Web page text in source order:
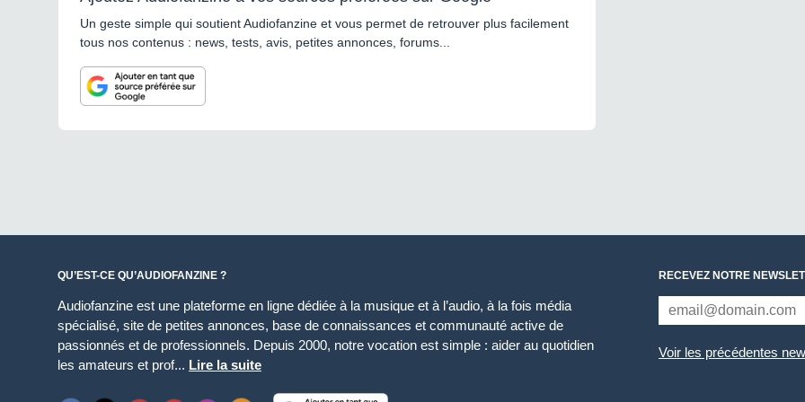
Un geste simple qui soutient Audiofanzine et vous permet de retrouver plus facilement
tous nos contenus : news, tests, avis, petites annonces, forums...
QU’EST-CE QU’AUDIOFANZINE ?
Audiofanzine est une plateforme en ligne dédiée à la musique et à l’audio, à la fois média
spécialisé, site de petites annonces, base de connaissances et communauté active de
passionnés et de professionnels. Depuis 2000, notre vocation est simple : aider au quotidien
les amateurs et prof... Lire la suite
RECEVEZ NOTRE
Voir les précédentes